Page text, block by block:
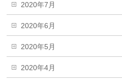
2020年7月
2020年6月
2020年5月
2020年4月